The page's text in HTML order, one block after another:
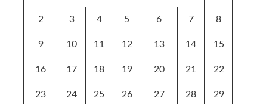
2 3 4 5 6 7 8
9 10 11 12 13 14 15
16 17 18 19 20 21 22
23 24 25 26 27 28 29